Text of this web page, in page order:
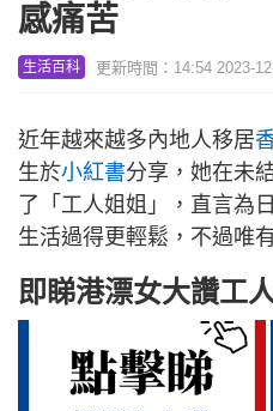
感痛苦
生活百科 更新時間：14:54 2023-
近年越來越多內地人移居
生於小紅書分享，她在未
了「工人姐姐」，直言為
生活過得更輕鬆，不過唯
即睇港漂女大讚工